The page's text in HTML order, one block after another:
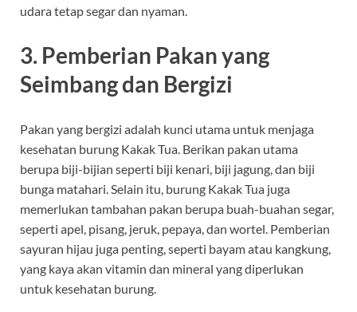
udara tetap segar dan nyaman.
3. Pemberian Pakan yang
Seimbang dan Bergizi
Pakan yang bergizi adalah kunci utama untuk menjaga
kesehatan burung Kakak Tua. Berikan pakan utama
berupa biji-bijian seperti biji kenari, biji jagung, dan biji
bunga matahari. Selain itu, burung Kakak Tua juga
memerlukan tambahan pakan berupa buah-buahan segar,
seperti apel, pisang, jeruk, pepaya, dan wortel. Pemberian
sayuran hijau juga penting, seperti bayam atau kangkung,
yang kaya akan vitamin dan mineral yang diperlukan
untuk kesehatan burung.